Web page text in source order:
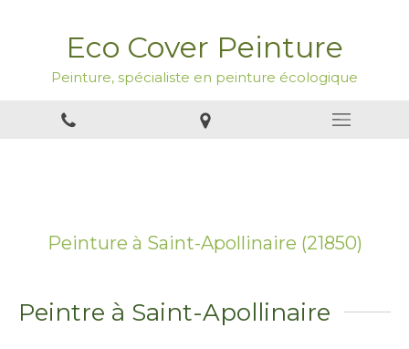
Eco Cover Peinture
Peinture, spécialiste en peinture écologique
Peinture à Saint-Apollinaire (21850)
Peintre à Saint-Apollinaire